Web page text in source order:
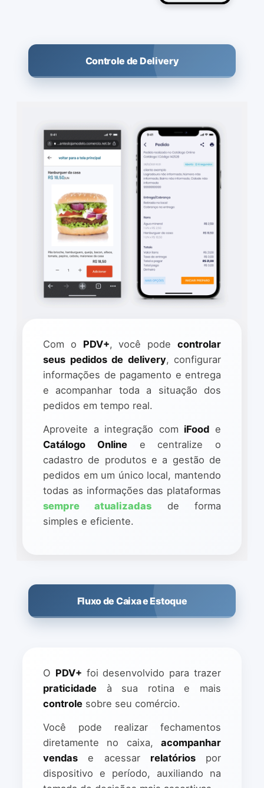
Controle de Delivery
Com o PDV+, você podecontrolar
seus pedidos de delivery, configurar
informações de pagamento e entrega
e acompanhar toda a situação dos
pedidos em tempo real.
Aproveite a integração com iFood e
Catálogo Onlinee centralize o
cadastro de produtos e a gestão de
pedidos em um único local, mantendo
todas as informações das plataformas
sempre atualizadas de forma
simples e eficiente.
Fluxo de Caixa e Estoque
O PDV+ foi desenvolvido para trazer
praticidade à sua rotina e mais
controle sobre seu comércio.
Você pode realizar fechamentos
diretamente no caixa, acompanhar
vendas e acessar relatóriospor
dispositivo e período, auxiliando na